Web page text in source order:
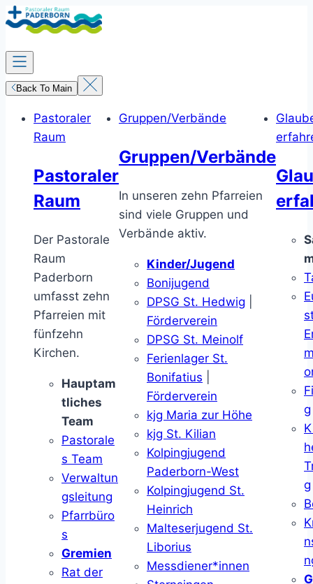
Zum
Inhalt
springen
Back To Main
Pastoraler
Raum
Pastoraler
Raum
Der Pastorale
Raum
Paderborn
umfasst zehn
Pfarreien mit
fünfzehn
Kirchen.
Hauptam
tliches
Team
Pastorale
s Team
Verwaltun
gsleitung
Pfarrbüro
s
Gremien
Rat der
Gruppen/Verbände
Gruppen/Verbände
In unseren zehn Pfarreien
sind viele Gruppen und
Verbände aktiv.
Kinder/Jugend
Bonijugend
DPSG St. Hedwig
Förderverein
DPSG St. Meinolf
Ferienlager St.
Bonifatius
Förderverein
kjg Maria zur Höhe
kjg St. Kilian
Kolpingjugend
Paderborn-West
Kolpingjugend St.
Heinrich
Malteserjugend St.
Liborius
Messdiener*innen
g
g